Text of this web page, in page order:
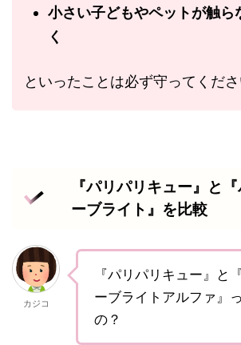
小さい子どもやペットが触ら
く
といったことは必ず守ってくださ
『パリパリキュー』と
ーブライト』を比較
カジコ
『パリパリキュー』と
ーブライトアルファ』
の？